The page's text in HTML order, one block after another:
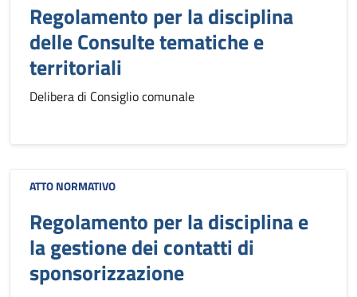
Regolamento per la disciplina
delle Consulte tematiche e
territoriali
Delibera di Consiglio comunale
ATTO NORMATIVO
Regolamento per la disciplina e
la gestione dei contatti di
sponsorizzazione